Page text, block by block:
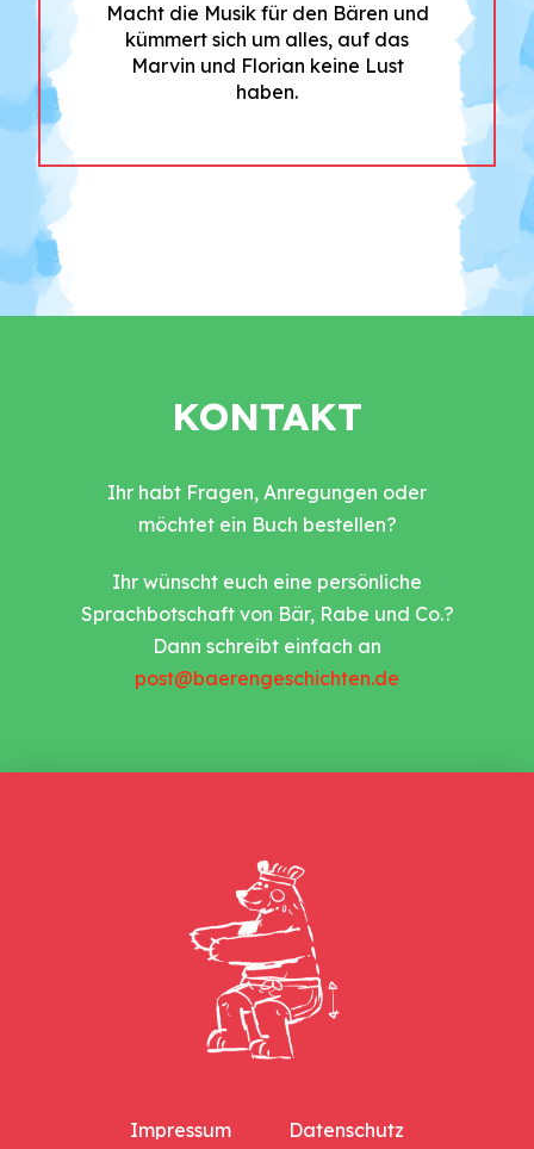
Macht die Musik für den Bären und
kümmert sich um alles, auf das
Marvin und Florian keine Lust
haben.
KONTAKT
Ihr habt Fragen, Anregungen oder
möchtet ein Buch bestellen?
Ihr wünscht euch eine persönliche
Sprachbotschaft von Bär, Rabe und Co.?
Dann schreibt einfach an
post@baerengeschichten.de
Impressum Datenschutz